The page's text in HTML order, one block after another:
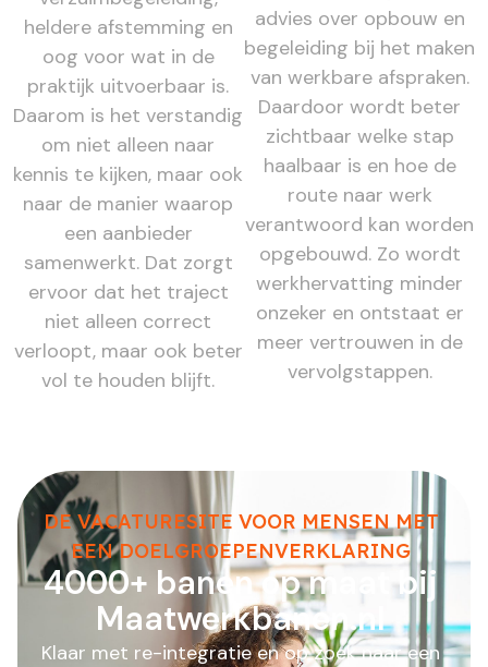
heldere afstemming en
oog voor wat in de
praktijk uitvoerbaar is.
Daarom is het verstandig
om niet alleen naar
kennis te kijken, maar ook
naar de manier waarop
een aanbieder
samenwerkt. Dat zorgt
ervoor dat het traject
niet alleen correct
verloopt, maar ook beter
vol te houden blijft.
advies over opbouw en
begeleiding bij het maken
van werkbare afspraken.
Daardoor wordt beter
zichtbaar welke stap
haalbaar is en hoe de
route naar werk
verantwoord kan worden
opgebouwd. Zo wordt
werkhervatting minder
onzeker en ontstaat er
meer vertrouwen in de
vervolgstappen.
DE VACATURESITE VOOR MENSEN MET
EEN DOELGROEPENVERKLARING
4000+ banen op maat bij
Maatwerkbanen.nl
Klaar met re-integratie en op zoek naar een